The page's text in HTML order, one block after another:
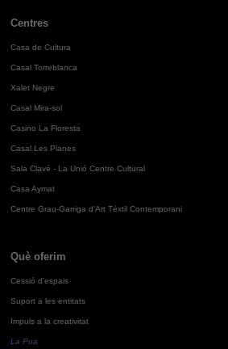
Centres
Casa de Cultura
Casal Torreblanca
Xalet Negre
Casal Mira-sol
Casino La Floresta
Casal Les Planes
Sala Clavé - La Unió Centre Cultural
Casa Aymat
Centre Grau-Garriga d'Art Tèxtil Contemporani
Què oferim
Cessió d'espais
Suport a les entitats
Impuls a la creativitat
La Pua